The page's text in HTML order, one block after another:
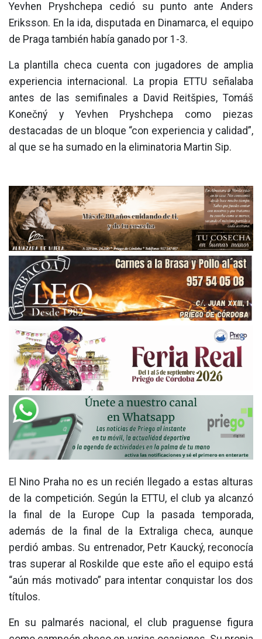
Yevhen Pryshchepa cedió su punto ante Anders
Eriksson. En la ida, disputada en Dinamarca, el equipo
de Praga también había ganado por 1-3.
La plantilla checa cuenta con jugadores de amplia
experiencia internacional. La propia ETTU señalaba
antes de las semifinales a David Reitšpies, Tomáš
Konečný y Yevhen Pryshchepa como piezas
destacadas de un bloque “con experiencia y calidad”,
al que se ha sumado en la eliminatoria Martin Sip.
El Nino Praha no es un recién llegado a estas alturas
de la competición. Según la ETTU, el club ya alcanzó
la final de la Europe Cup la pasada temporada,
además de la final de la Extraliga checa, aunque
perdió ambas. Su entrenador, Petr Kaucký, reconocía
tras superar al Roskilde que este año el equipo está
“aún más motivado” para intentar conquistar los dos
títulos.
En su palmarés nacional, el club praguense figura